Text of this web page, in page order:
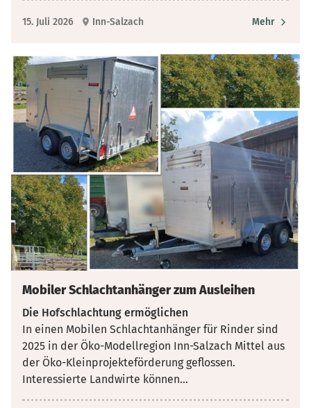
15. Juli 2026 Inn-Salzach Mehr
Mobiler Schlachtanhänger zum Ausleihen
Die Hofschlachtung ermöglichen
In einen Mobilen Schlachtanhänger für Rinder sind
2025 in der Öko-Modellregion Inn-Salzach Mittel aus
der Öko-Kleinprojekteförderung geflossen.
Interessierte Landwirte können...